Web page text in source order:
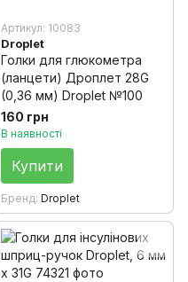
Артикул: 10083
Droplet
Голки для глюкометра
(ланцети) Дроплет 28G
(0,36 мм) Droplet №100
160 грн
В наявності
Купити
Бренд Droplet